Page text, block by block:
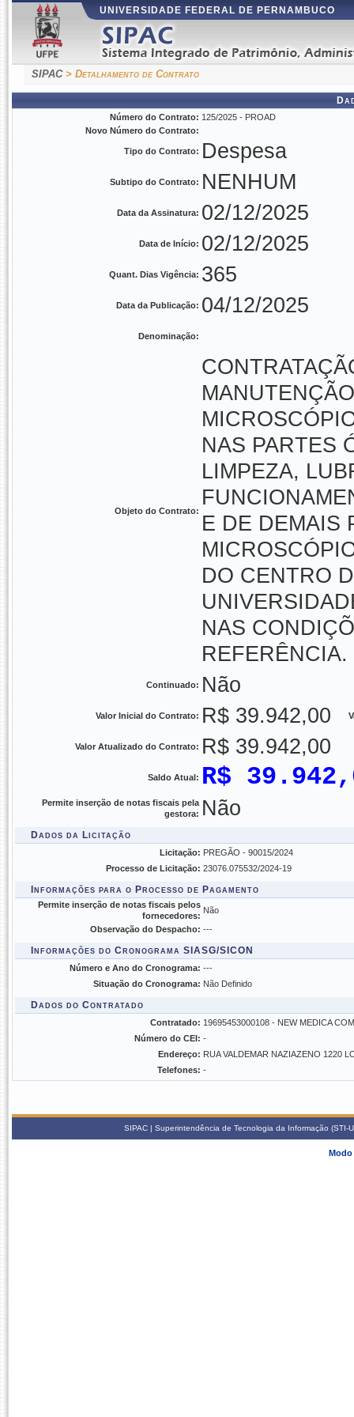
UNIVERSIDADE FEDERAL DE PERNAMBUCO
SIPAC> Detalhamento de Contrato
Número do Contrato: 125/2025 - PROAD
Novo Número do Contrato:
Tipo do Contrato: Despesa
Subtipo do Contrato: NENHUM
Data da Assinatura: 02/12/2025
Data de Início: 02/12/2025
Quant. Dias Vigência: 365
Data da Publicação: 04/12/2025
Denominação:
Objeto do Contrato:
NAS PARTES
LIMPEZA,
E DE DEMAIS
DO CENTRO
NAS
Continuado: Não
Valor Inicial do Contrato: R$ 39.942,00
Valor Atualizado do Contrato: R$ 39.942,00
Saldo Atual: R$
Permite inserção de notas fiscais pela
gestora: Não
Dados da Licitação
Licitação: PREGÃO - 90015/2024
Processo de Licitação: 23076.075532/2024-19
Informações para o Processo de Pagamento
Permite inserção de notas fiscais pelos
fornecedores:
Não
Observação do Despacho: ---
Informações do Cronograma SIASG/SICON
Número e Ano do Cronograma: ---
Situação do Cronograma: Não Definido
Dados do Contratado
Contratado: 19695453000108 - NEW MEDICA
Número do CEI: -
Endereço: RUA VALDEMAR NAZIAZENO 1220
Telefones: -
SIPAC | Superintendência de Tecnologia da Informação
Modo